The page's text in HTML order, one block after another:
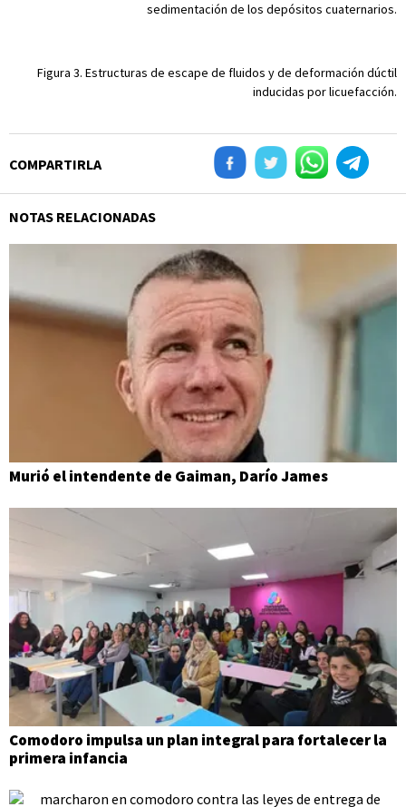
sedimentación de los depósitos cuaternarios.
Figura 3. Estructuras de escape de fluidos y de deformación dúctil
inducidas por licuefacción.
COMPARTIRLA
NOTAS RELACIONADAS
Murió el intendente de Gaiman, Darío James
Comodoro impulsa un plan integral para fortalecer la
primera infancia